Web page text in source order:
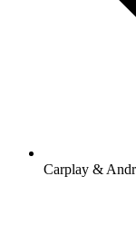
Carplay &